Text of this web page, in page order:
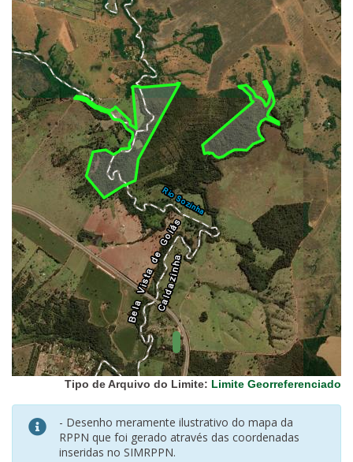
Terras
indígenas
(FUNAI)
UC Federal
UC Estaduais
UC
Municipais
Hidrografia
1:1.000.000
(ANA)
Biomas
(IBGE)
Vegetação
(IBGE)
Rodovias
(IBGE)
Relevo
(IBGE)
Tipo de Arquivo do Limite: Limite Georreferenciado
- Desenho meramente ilustrativo do mapa da
RPPN que foi gerado através das coordenadas
inseridas no SIMRPPN.